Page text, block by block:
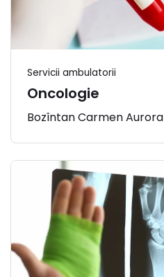
Servicii ambulatorii
Oncologie
Bozîntan Carmen Aurora